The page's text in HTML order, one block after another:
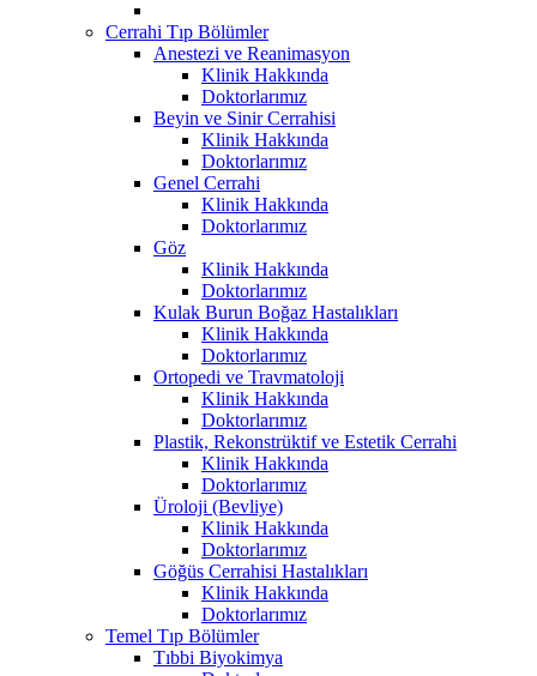
Cerrahi Tıp Bölümler
Anestezi ve Reanimasyon
Klinik Hakkında
Doktorlarımız
Beyin ve Sinir Cerrahisi
Klinik Hakkında
Doktorlarımız
Genel Cerrahi
Klinik Hakkında
Doktorlarımız
Göz
Klinik Hakkında
Doktorlarımız
Kulak Burun Boğaz Hastalıkları
Klinik Hakkında
Doktorlarımız
Ortopedi ve Travmatoloji
Klinik Hakkında
Doktorlarımız
Plastik, Rekonstrüktif ve Estetik Cerrahi
Klinik Hakkında
Doktorlarımız
Üroloji (Bevliye)
Klinik Hakkında
Doktorlarımız
Göğüs Cerrahisi Hastalıkları
Klinik Hakkında
Doktorlarımız
Temel Tıp Bölümler
Tıbbi Biyokimya